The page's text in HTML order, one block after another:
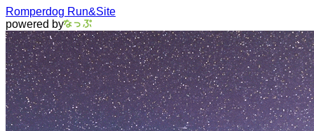
Romperdog Run&Site
powered by